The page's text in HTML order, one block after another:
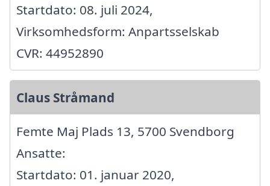
Startdato: 08. juli 2024,
Virksomhedsform: Anpartsselskab
CVR: 44952890
Claus Stråmand
Femte Maj Plads 13, 5700 Svendborg
Ansatte:
Startdato: 01. januar 2020,